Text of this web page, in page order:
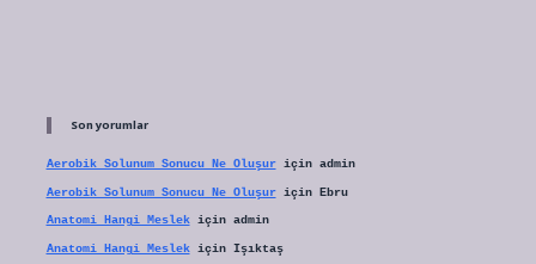
Son yorumlar
Aerobik Solunum Sonucu Ne Oluşuriçin admin
Aerobik Solunum Sonucu Ne Oluşuriçin Ebru
Anatomi Hangi Meslekiçin admin
Anatomi Hangi Meslekiçin Işıktaş